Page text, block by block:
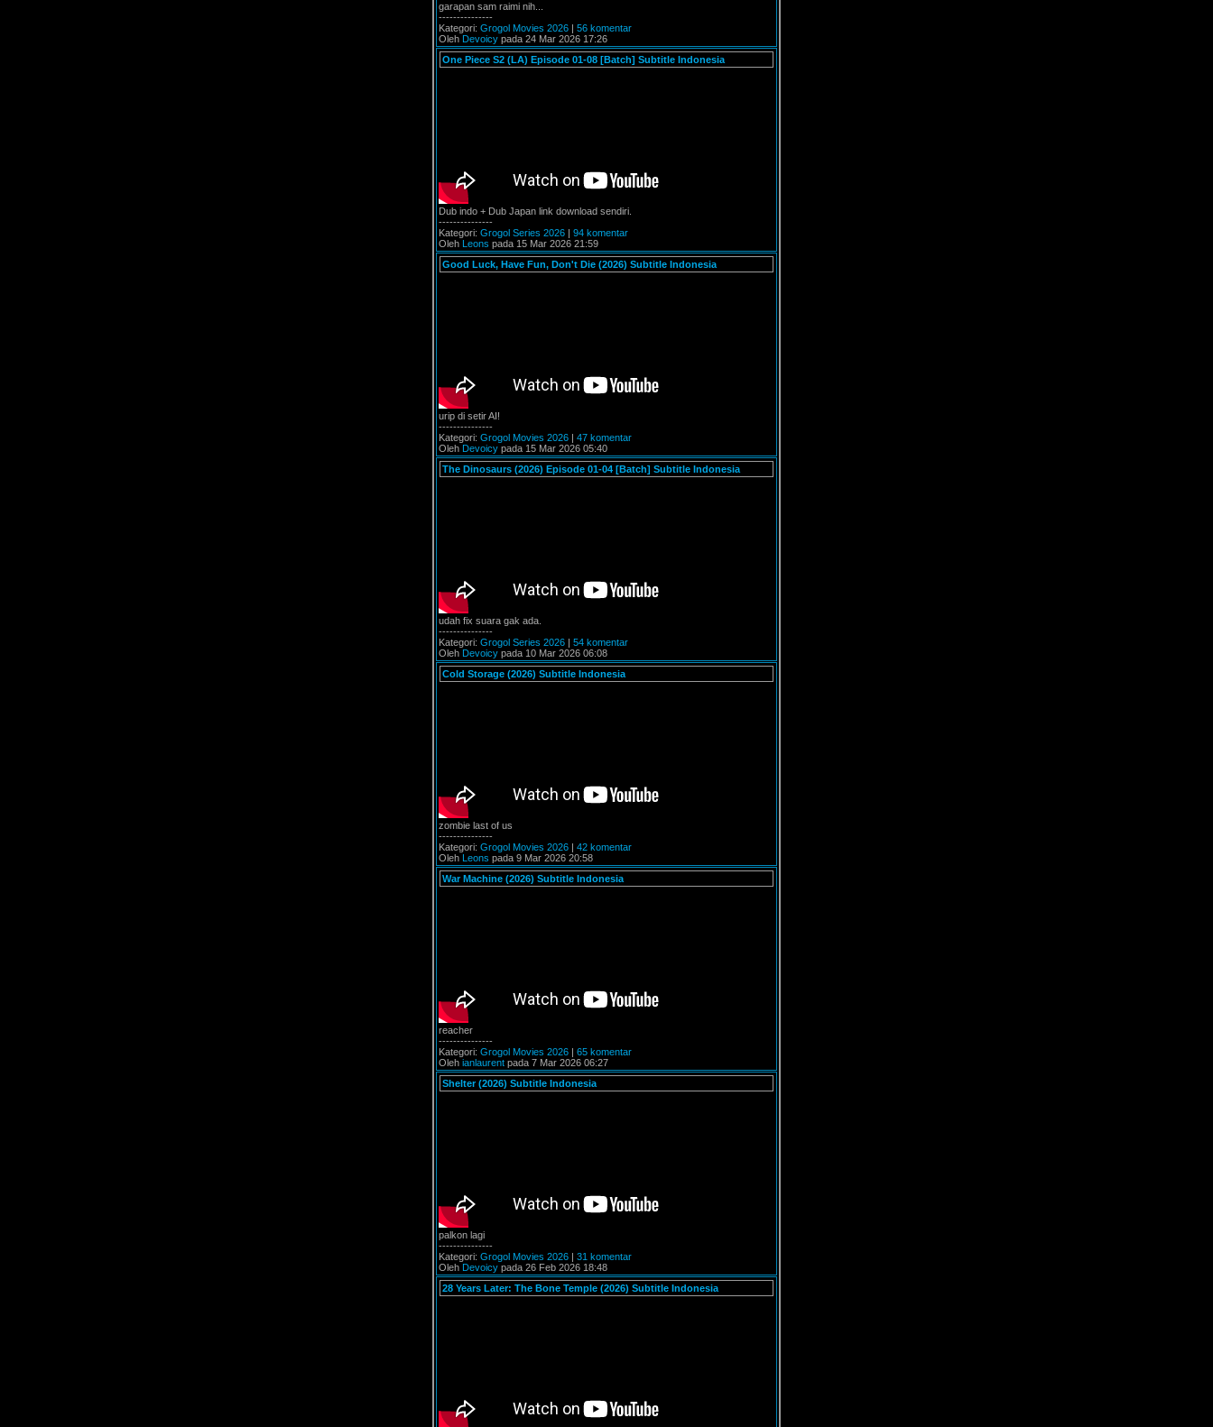
garapan sam raimi nih...
---------------
Kategori: Grogol Movies 2026 | 56 komentar
Oleh Devoicy pada 24 Mar 2026 17:26
One Piece S2 (LA) Episode 01-08 [Batch] Subtitle Indonesia
Dub indo + Dub Japan link download sendiri.
---------------
Kategori: Grogol Series 2026 | 94 komentar
Oleh Leons pada 15 Mar 2026 21:59
Good Luck, Have Fun, Don't Die (2026) Subtitle Indonesia
urip di setir AI!
---------------
Kategori: Grogol Movies 2026 | 47 komentar
Oleh Devoicy pada 15 Mar 2026 05:40
The Dinosaurs (2026) Episode 01-04 [Batch] Subtitle Indonesia
udah fix suara gak ada.
---------------
Kategori: Grogol Series 2026 | 54 komentar
Oleh Devoicy pada 10 Mar 2026 06:08
Cold Storage (2026) Subtitle Indonesia
zombie last of us
---------------
Kategori: Grogol Movies 2026 | 42 komentar
Oleh Leons pada 9 Mar 2026 20:58
War Machine (2026) Subtitle Indonesia
reacher
---------------
Kategori: Grogol Movies 2026 | 65 komentar
Oleh ianlaurent pada 7 Mar 2026 06:27
Shelter (2026) Subtitle Indonesia
palkon lagi
---------------
Kategori: Grogol Movies 2026 | 31 komentar
Oleh Devoicy pada 26 Feb 2026 18:48
28 Years Later: The Bone Temple (2026) Subtitle Indonesia